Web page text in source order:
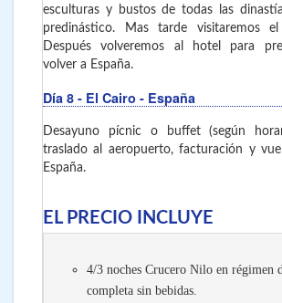
esculturas y bustos de todas las
predinástico. Mas tarde visitaremos
Después volveremos al hotel para
volver a España.
Día 8 - El Cairo - España
Desayuno pícnic o buffet (según
traslado al aeropuerto, facturación y
España.
EL PRECIO INCLUYE
4/3 noches Crucero Nilo en régimen
completa sin bebidas.